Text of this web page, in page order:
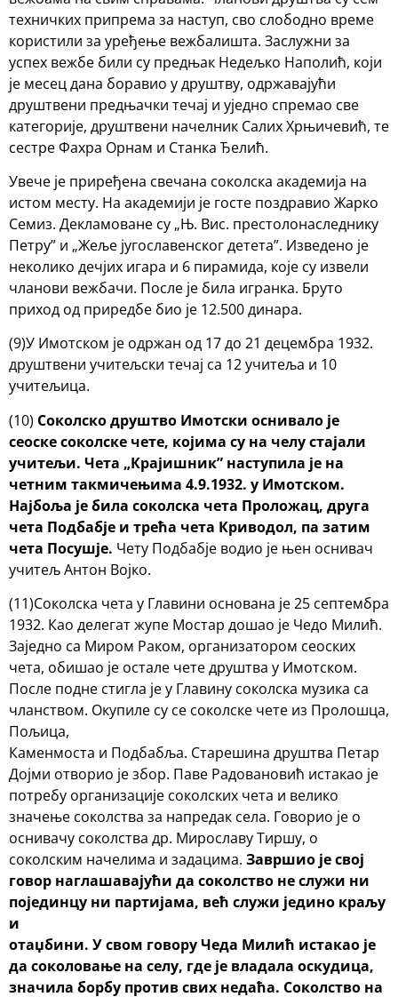
техничких припрема за наступ, сво слободно време
користили за уређење вежбалишта. Заслужни за
успех вежбе били су предњак Недељко Наполић, који
је месец дана боравио у друштву, одржавајући
друштвени предњачки течај и уједно спремао све
категорије, друштвени начелник Салих Хрњичевић, те
сестре Фахра Орнам и Станка Ђелић.
Увече је приређена свечана соколска академија на
истом месту. На академији је госте поздравио Жарко
Семиз. Декламоване су „Њ. Вис. престолонаследнику
Петру” и „Жеље југославенског детета”. Изведено је
неколико дечјих игара и 6 пирамида, које су извели
чланови вежбачи. После је била игранка. Бруто
приход од приредбе био је 12.500 динара.
(9)У Имотском је одржан од 17 до 21 децембра 1932.
друштвени учитељски течај са 12 учитеља и 10
учитељица.
(10) Соколско друштво Имотски оснивало је
сеоске соколске чете, којима су на челу стајали
учитељи. Чета „Крајишник” наступила је на
четним такмичењима 4.9.1932. у Имотском.
Најбоља је била соколска чета Проложац, друга
чета Подбабје и трећа чета Криводол, па затим
чета Посушје. Чету Подбабје водио је њен оснивач
учитељ Антон Војко.
(11)Соколска чета у Главини основана је 25 септембра
1932. Као делегат жупе Мостар дошао је Чедо Милић.
Заједно са Миром Раком, организатором сеоских
чета, обишао је остале чете друштва у Имотском.
После подне стигла је у Главину соколска музика са
чланством. Окупиле су се соколске чете из Пролошца,
Пољица,
Каменмоста и Подбабља. Старешина друштва Петар
Дојми отворио је збор. Паве Радовановић истакао је
потребу организације соколских чета и велико
значење соколства за напредак села. Говорио је о
оснивачу соколства др. Мирославу Тиршу, о
соколским начелима и задацима. Завршио је свој
говор наглашавајући да соколство не служи ни
појединцу ни партијама, већ служи једино краљу
и
отаџбини. У свом говору Чеда Милић истакао је
да соколовање на селу, где је владала оскудица,
значила борбу против свих недаћа. Соколство на